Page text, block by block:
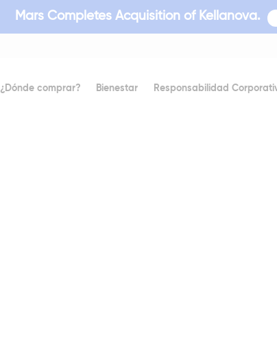
Mars Completes Acquisition of Kellanova.
¿Dónde comprar? Bienestar Responsabilidad